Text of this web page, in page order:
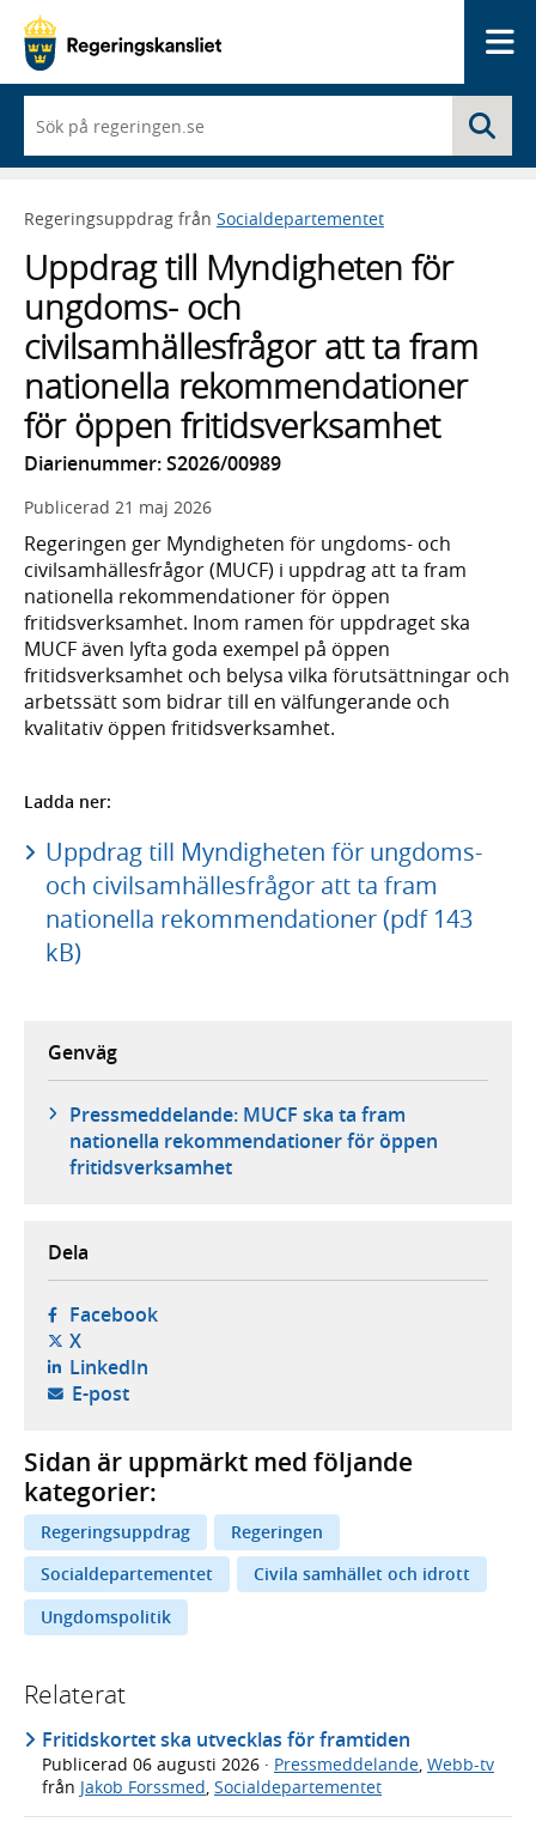
du
börjar
skriva
framträder
lista
med
sökförslag
Regeringsuppdrag från Socialdepartementet
Uppdrag till Myndigheten för
ungdoms- och
civilsamhällesfrågor att ta fram
nationella rekommendationer
för öppen fritidsverksamhet
Diarienummer: S2026/00989
Publicerad 21 maj 2026
Regeringen ger Myndigheten för ungdoms- och
civilsamhällesfrågor (MUCF) i uppdrag att ta fram
nationella rekommendationer för öppen
fritidsverksamhet. Inom ramen för uppdraget ska
MUCF även lyfta goda exempel på öppen
fritidsverksamhet och belysa vilka förutsättningar och
arbetssätt som bidrar till en välfungerande och
kvalitativ öppen fritidsverksamhet.
Ladda ner:
Uppdrag till Myndigheten för ungdoms-
och civilsamhällesfrågor att ta fram
nationella rekommendationer (pdf 143
kB)
Genväg
Pressmeddelande: MUCF ska ta fram
nationella rekommendationer för öppen
fritidsverksamhet
Dela
Facebook- öppnas i ny flik, extern webbplats,
X- öppnas i ny flik, extern webbplats,
LinkedIn- öppnas i ny flik, extern webbplats,
E-post- öppnar din e-postklient,
Sidan är uppmärkt med följande
kategorier:
Regeringsuppdrag
Regeringen
Socialdepartementet
Civila samhället och idrott
Ungdomspolitik
Relaterat
Fritidskortet ska utvecklas för framtiden
Publicerad 06 augusti 2026 · Pressmeddelande, Webb-tv
från Jakob Forssmed, Socialdepartementet